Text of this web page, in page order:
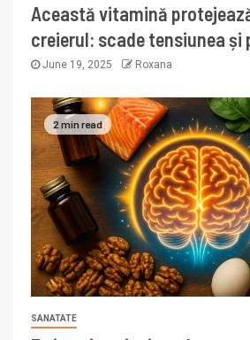
Această vitamină
creierul: scade tensiunea și
June 19, 2025 Roxana
2 min read
SANATATE